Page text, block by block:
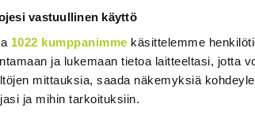
vastuullinen käyttö
1022 kumppanimme käsittelemme
ja lukemaan tietoa laitteeltasi, jotta
mittauksia, saada näkemyksiä
ja mihin tarkoituksiin.